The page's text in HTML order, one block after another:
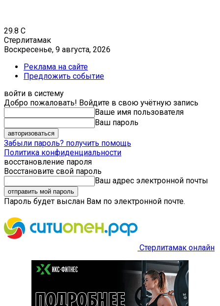
29.8 C
Стерлитамак
Воскресенье, 9 августа, 2026
Реклама на сайте
Предложить событие
войти в систему
Добро пожаловать! Войдите в свою учётную запись
Ваше имя пользователя
Ваш пароль
Забыли пароль? получить помощь
Политика конфиденциальности
восстановление пароля
Восстановите свой пароль
Ваш адрес электронной почты
Пароль будет выслан Вам по электронной почте.
Стерлитамак онлайн